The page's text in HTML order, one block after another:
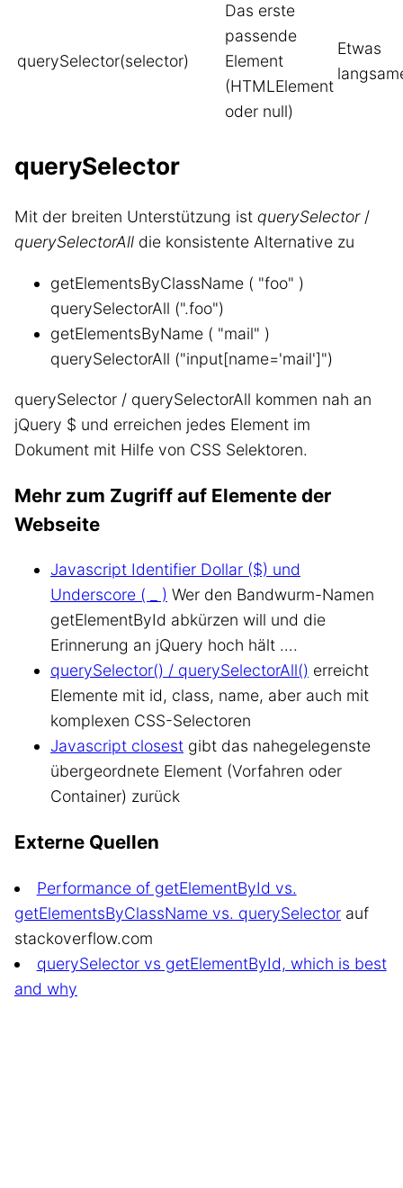
querySelector(selector)
Das erste
passende
Element
(HTMLElement
oder null)
Etwas
querySelector
Mit der breiten Unterstützung ist querySelector/
querySelectorAll die konsistente Alternative zu
getElementsByClassName ( "foo" )
querySelectorAll (".foo")
getElementsByName ( "mail" )
querySelectorAll ("input[name='mail']")
querySelector / querySelectorAll kommen nah an
jQuery $ und erreichen jedes Element im
Dokument mit Hilfe von CSS Selektoren.
Mehr zum Zugriff auf Elemente der
Webseite
Javascript Identifier Dollar ($) und
Underscore ( _ ) Wer den Bandwurm-Namen
getElementById abkürzen will und die
Erinnerung an jQuery hoch hält ….
querySelector() / querySelectorAll() erreicht
Elemente mit id, class, name, aber auch mit
komplexen CSS-Selectoren
Javascript closest gibt das nahegelegenste
übergeordnete Element (Vorfahren oder
Container) zurück
Externe Quellen
Performance of getElementById vs.
getElementsByClassName vs. querySelector auf
stackoverflow.com
querySelector vs getElementById, which is best
and why